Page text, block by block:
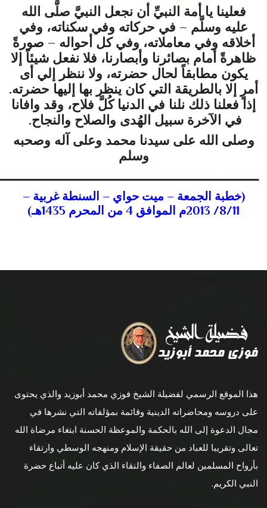
فعلينا يا أمة النبيِّ أن نجعل النبيَّ صلَّى الله
عليه وسلَّم – في حركاته وفي سكناته، وفي
أخلاقه وفي معاملاته، وفي كل أحواله – صورةً
ظاهرةً أمام بصائرنا وأبصارنا، فلا نفعل شيئاً إلا
يكون مطابقاً لحال حضرته، ولا ننظر إلي أى
أمرٍ إلا بالطريقة التي كان ينظر بها إليها حضرته.
إذا فعلنا ذلك نلنا في الدنيا كُلَّ فلاح، وقد وافانا
في الآخرة سبيل الهُدى والصلاح والنجاح.
وصلى الله على سيدنا محمد وعلى آله وصحبه
وسلم
(خطبة الجمعة – ميت حواي – السنطة غربية –
8/11/ 2013م الموافق 4 من المحرم 1435هـ)
هذا الموقع الرسمي لفضيلة الشيخ فوزي محمد أبوزيد والذي يحتوى
على دروسه ومحاضراته الدينية وقائمة بمؤلفاته التي نشرها في
مجال الدعوة إلى الله بالحكمة والموعظة الحسنة ابتغاء مرضاة الله
تعالى وتقريبا للعباد من حقيقة الإسلام ومنهجه الوسطي وارتقاء
بأرواح المسلمين لعالم الصفاء والنقاء الذي كان عليه أتباع حضرة
النبي الكريم.